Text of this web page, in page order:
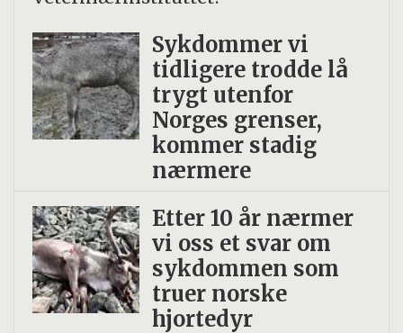
Sykdommer vi
tidligere trodde lå
trygt utenfor
Norges grenser,
kommer stadig
nærmere
Etter 10 år nærmer
vi oss et svar om
sykdommen som
truer norske
hjortedyr